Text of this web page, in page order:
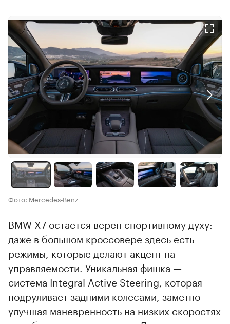
Фото: Mercedes‑Benz
BMW X7 остается верен спортивному духу:
даже в большом кроссовере здесь есть
режимы, которые делают акцент на
управляемости. Уникальная фишка —
система Integral Active Steering, которая
подруливает задними колесами, заметно
улучшая маневренность на низких скоростях